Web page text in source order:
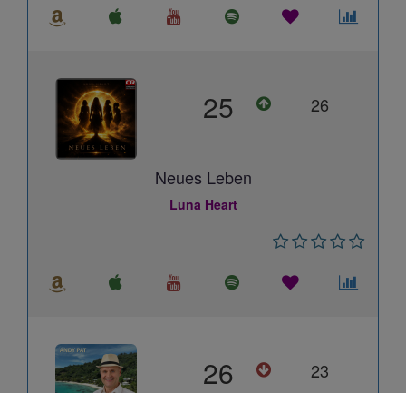
25 26
Neues Leben
Luna Heart
26 23